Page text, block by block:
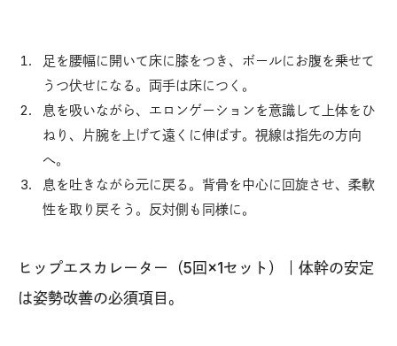
足を腰幅に開いて床に膝をつき、ボールにお腹を乗せて
うつ伏せになる。両手は床につく。
息を吸いながら、エロンゲーションを意識して上体をひ
ねり、片腕を上げて遠くに伸ばす。視線は指先の方向
へ。
息を吐きながら元に戻る。背骨を中心に回旋させ、柔軟
性を取り戻そう。反対側も同様に。
ヒップエスカレーター（5回×1セット）｜体幹の安定
は姿勢改善の必須項目。